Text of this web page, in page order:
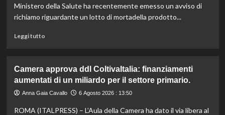
per
l’agricoltura
Ministero della Salute ha recentemente emesso un avviso di
richiamo riguardante un lotto di mortadella prodotto...
Leggi tuttoLeggi
Mortadella
ritirata:
rischio
scopri
Camera approva ddl ColtivaItalia: finanziamenti
aumentati di un miliardo per il settore primario.
Anna Gaia Cavallo 6 Agosto 2026 : 13:50
ROMA (ITALPRESS) – L’Aula della Camera ha dato il via libera al